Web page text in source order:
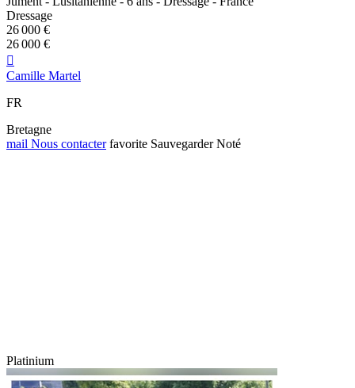
Dressage
26 000 €
26 000 €

Camille Martel
FR
Bretagne
mail Nous contacter favorite Sauvegarder Noté
Platinium